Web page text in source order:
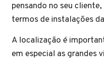
pensando no seu
termos de instalações
A localização é
em especial as grandes